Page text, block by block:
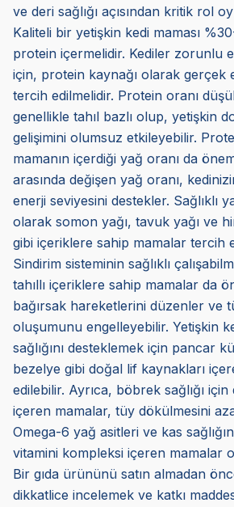
ve deri sağlığı açısından kritik rol
Kaliteli bir yetişkin kedi maması
protein içermelidir. Kediler zorunlu
için, protein kaynağı olarak gerçek
tercih edilmelidir. Protein oranı
genellikle tahıl bazlı olup, yetişkin
gelişimini olumsuz etkileyebilir.
mamanın içerdiği yağ oranı da
arasında değişen yağ oranı,
enerji seviyesini destekler. Sağlıklı
olarak somon yağı, tavuk yağı ve
gibi içeriklere sahip mamalar tercih
Sindirim sisteminin sağlıklı
tahıllı içeriklere sahip mamalar da
bağırsak hareketlerini düzenler ve
oluşumunu engelleyebilir. Yetişkin
sağlığını desteklemek için pancar
bezelye gibi doğal lif kaynakları
edilebilir. Ayrıca, böbrek sağlığı
içeren mamalar, tüy dökülmesini
Omega-6 yağ asitleri ve kas
vitamini kompleksi içeren mamalar
Bir gıda ürününü satın almadan
dikkatlice incelemek ve katkı